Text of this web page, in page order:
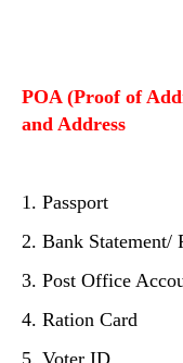
POA (Proof of
and Address
1. Passport
2. Bank Statement/
3. Post Office
4. Ration Card
5. Voter ID